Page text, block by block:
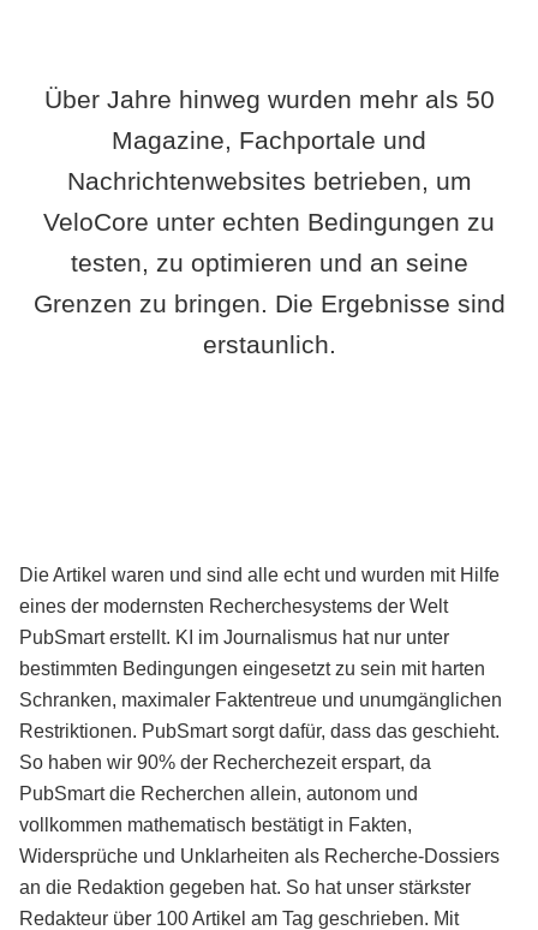
Über Jahre hinweg wurden mehr als 50
Magazine, Fachportale und
Nachrichtenwebsites betrieben, um
VeloCore unter echten Bedingungen zu
testen, zu optimieren und an seine
Grenzen zu bringen. Die Ergebnisse sind
erstaunlich.
Die Artikel waren und sind alle echt und wurden mit Hilfe
eines der modernsten Recherchesystems der Welt
PubSmart erstellt. KI im Journalismus hat nur unter
bestimmten Bedingungen eingesetzt zu sein mit harten
Schranken, maximaler Faktentreue und unumgänglichen
Restriktionen. PubSmart sorgt dafür, dass das geschieht.
So haben wir 90% der Recherchezeit erspart, da
PubSmart die Recherchen allein, autonom und
vollkommen mathematisch bestätigt in Fakten,
Widersprüche und Unklarheiten als Recherche-Dossiers
an die Redaktion gegeben hat. So hat unser stärkster
Redakteur über 100 Artikel am Tag geschrieben. Mit